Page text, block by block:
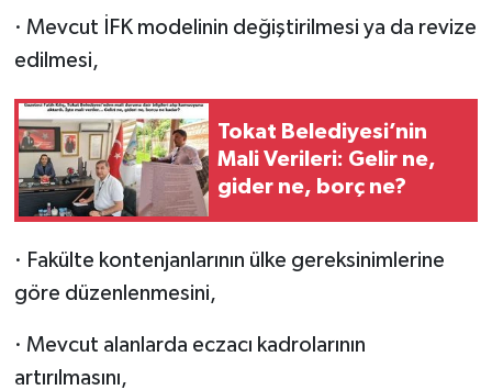
· Mevcut İFK modelinin değiştirilmesi ya da revize
edilmesi,
Tokat Belediyesi’nin
Mali Verileri: Gelir ne,
gider ne, borç ne?
· Fakülte kontenjanlarının ülke gereksinimlerine
göre düzenlenmesini,
· Mevcut alanlarda eczacı kadrolarının
artırılmasını,